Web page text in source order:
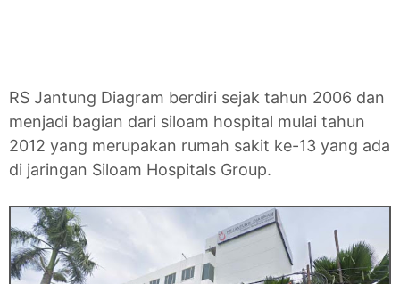
RS Jantung Diagram berdiri sejak tahun 2006 dan
menjadi bagian dari siloam hospital mulai tahun
2012 yang merupakan rumah sakit ke-13 yang ada
di jaringan Siloam Hospitals Group.